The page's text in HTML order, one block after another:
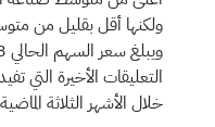
التعليقات الأخيرة التي
خلال الأشهر الثلاثة